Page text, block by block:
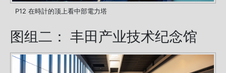
P12 在時計的顶上看中部電力塔
图组二： 丰田产业技术纪念馆